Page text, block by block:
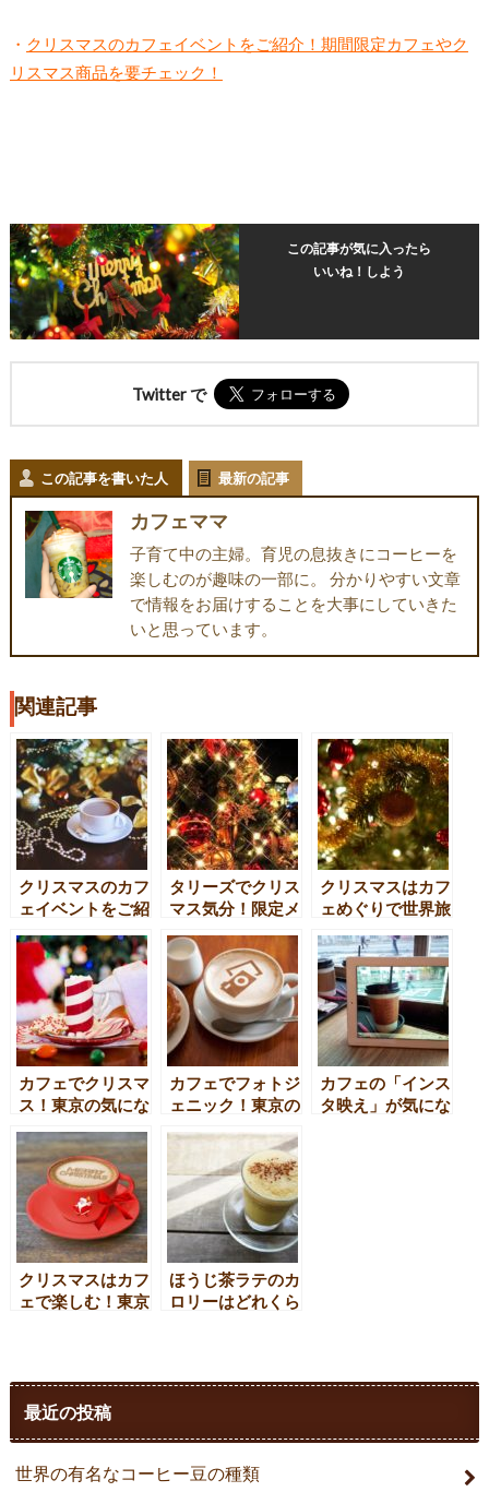
・ クリスマスのカフェイベントをご紹介！期間限定カフェやク
リスマス商品を要チェック！
この記事が気に入ったら
いいね！しよう
Twitter で
この記事を書いた人 最新の記事
カフェママ
子育て中の主婦。育児の息抜きにコーヒーを
楽しむのが趣味の一部に。 分かりやすい文章
で情報をお届けすることを大事にしていきた
いと思っています。
関連記事
クリスマスのカフ
ェイベントをご紹
ェやクリスマス商
品を要チェック！
タリーズでクリス
マス気分！限定メ
クリスマスはカフ
ェめぐりで世界旅
う！世界各国のク
リスマススイーツ
を食べ比べ！
カフェでクリスマ
ス！東京の気にな
イベントは？
【2017】
カフェでフォトジ
ェニック！東京の
カフェの「インス
タ映え」が気にな
クリスマスはカフ
ェで楽しむ！東京
ほうじ茶ラテのカ
ロリーはどれくら
最近の投稿
世界の有名なコーヒー豆の種類